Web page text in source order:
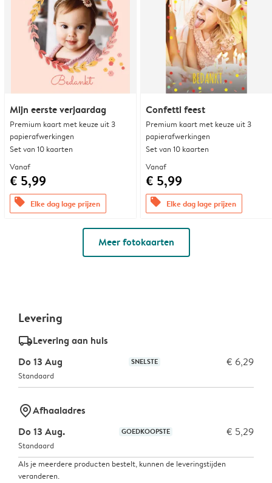
Mijn eerste verjaardag
Premium kaart met keuze uit 3
papierafwerkingen
Set van 10 kaarten
Vanaf
€ 5,99
offers Elke dag lage prijzen
Confetti feest
Premium kaart met keuze uit 3
papierafwerkingen
Set van 10 kaarten
Vanaf
€ 5,99
offers Elke dag lage prijzen
Meer fotokaarten
Levering
delivery_standard_v2Levering aan huis
Do 13 Aug
SNELSTE € 6,29
Standaard
marker-pinAfhaaladres
Do 13 Aug.
GOEDKOOPSTE € 5,29
Standaard
Als je meerdere producten bestelt, kunnen de leveringstijden
veranderen.